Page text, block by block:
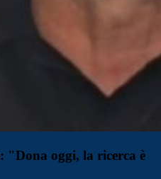
"Dona oggi, la ricerca è